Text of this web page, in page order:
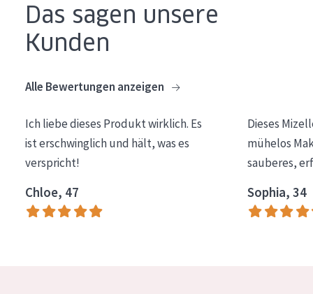
Das sagen unsere
Kunden
Alle Bewertungen anzeigen
Ich liebe dieses Produkt wirklich. Es
ist erschwinglich und hält, was es
verspricht!
Chloe, 47
Dieses
mühelos
sauberes,
Sophia, 34